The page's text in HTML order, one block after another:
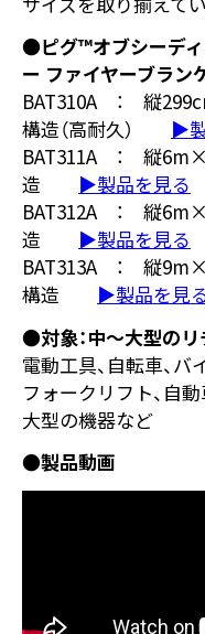
●ピグ™オブシーデ
ー ファイヤーブラン
BAT310A ： 縦
構造（高耐久） ▶
BAT311A ： 縦
造 ▶製品を見る
BAT312A ： 縦
造 ▶製品を見る
BAT313A ： 縦
構造 ▶製品を見
●対象：中～大型の
電動工具、自転車、バ
フォークリフト、自
大型の機器など
●製品動画